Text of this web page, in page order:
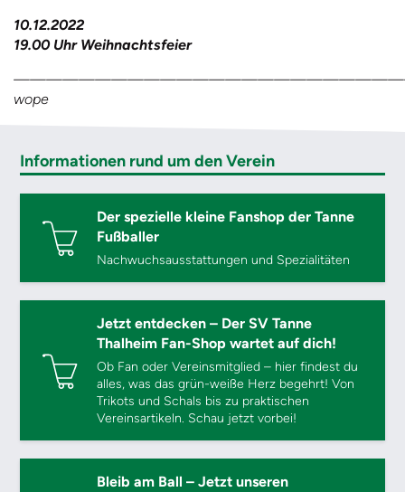
10.12.2022
19.00 Uhr Weihnachtsfeier
wope
Informationen rund um den Verein
Der spezielle kleine Fanshop der Tanne
Fußballer
Nachwuchsausstattungen und Spezialitäten
Jetzt entdecken – Der SV Tanne
Thalheim Fan-Shop wartet auf dich!
Ob Fan oder Vereinsmitglied – hier findest du
alles, was das grün-weiße Herz begehrt! Von
Trikots und Schals bis zu praktischen
Vereinsartikeln. Schau jetzt vorbei!
Bleib am Ball – Jetzt unseren